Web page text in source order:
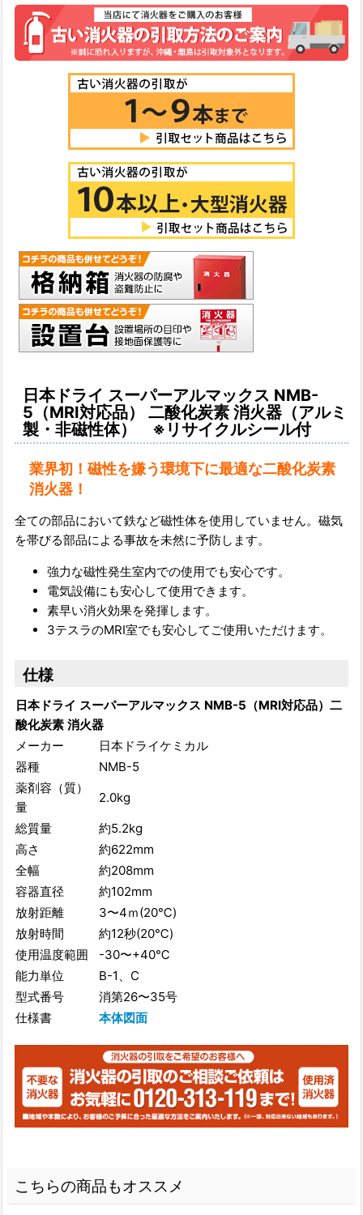
日本ドライ スーパーアルマックス NMB-
5（MRI対応品） 二酸化炭素 消火器（アルミ
製・非磁性体） ※リサイクルシール付
業界初！磁性を嫌う環境下に最適な二酸化炭素
消火器！
全ての部品において鉄など磁性体を使用していません。磁気
を帯びる部品による事故を未然に予防します。
強力な磁性発生室内での使用でも安心です。
電気設備にも安心して使用できます。
素早い消火効果を発揮します。
3テスラのMRI室でも安心してご使用いただけます。
仕様
日本ドライ スーパーアルマックス NMB-5（MRI対応品）二
酸化炭素 消火器
メーカー
日本ドライケミカル
器種
NMB-5
薬剤容（質）
量
2.0kg
総質量
約5.2kg
高さ
約622mm
全幅
約208mm
容器直径
約102mm
放射距離
3〜4ｍ(20℃)
放射時間
約12秒(20℃)
使用温度範囲
-30〜+40℃
能力単位
B-1、C
型式番号
消第26〜35号
仕様書
本体図面
こちらの商品もオススメ